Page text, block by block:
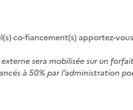
co-fiancement(s) apportez-
sera mobilisée sur un
à 50% par l’administration